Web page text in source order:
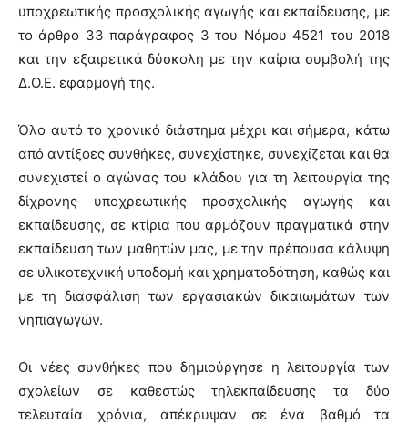
υποχρεωτικής προσχολικής αγωγής και εκπαίδευσης, με
το άρθρο 33 παράγραφος 3 του Νόμου 4521 του 2018
και την εξαιρετικά δύσκολη με την καίρια συμβολή της
Δ.Ο.Ε. εφαρμογή της.
Όλο αυτό το χρονικό διάστημα μέχρι και σήμερα, κάτω
από αντίξοες συνθήκες, συνεχίστηκε, συνεχίζεται και θα
συνεχιστεί ο αγώνας του κλάδου για τη λειτουργία της
δίχρονης υποχρεωτικής προσχολικής αγωγής και
εκπαίδευσης, σε κτίρια που αρμόζουν πραγματικά στην
εκπαίδευση των μαθητών μας, με την πρέπουσα κάλυψη
σε υλικοτεχνική υποδομή και χρηματοδότηση, καθώς και
με τη διασφάλιση των εργασιακών δικαιωμάτων των
νηπιαγωγών.
Οι νέες συνθήκες που δημιούργησε η λειτουργία των
σχολείων σε καθεστώς τηλεκπαίδευσης τα δύο
τελευταία χρόνια, απέκρυψαν σε ένα βαθμό τα